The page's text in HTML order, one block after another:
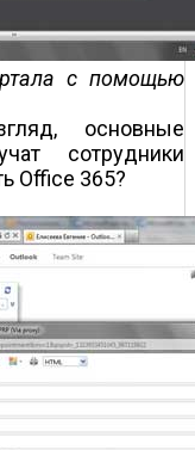
с помощью
основные
сотрудники
Office 365?